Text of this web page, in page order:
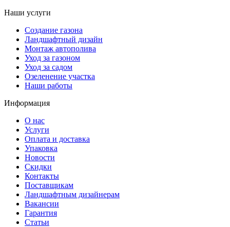
Наши услуги
Создание газона
Ландшафтный дизайн
Монтаж автополива
Уход за газоном
Уход за садом
Озеленение участка
Наши работы
Информация
О нас
Услуги
Оплата и доставка
Упаковка
Новости
Скидки
Контакты
Поставщикам
Ландшафтным дизайнерам
Вакансии
Гарантия
Статьи